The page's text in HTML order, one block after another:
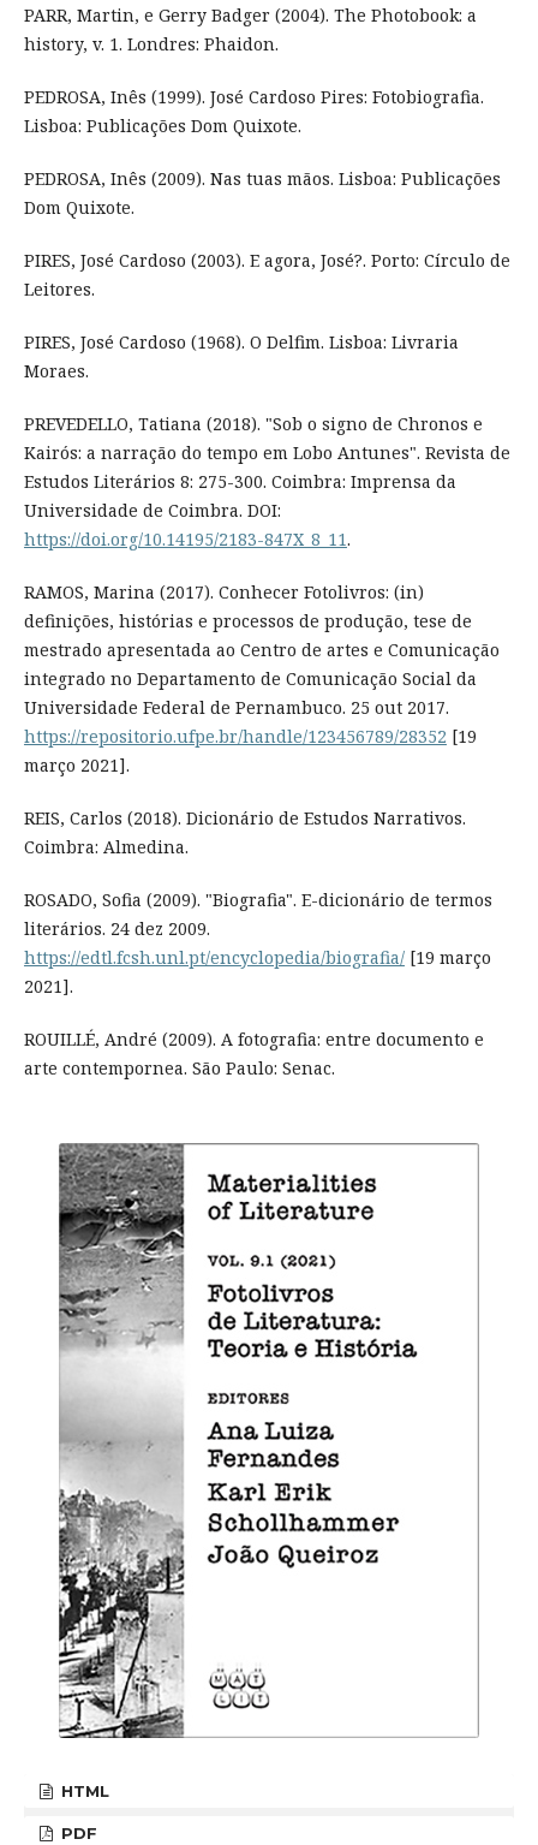
PARR, Martin, e Gerry Badger (2004). The Photobook: a
history, v. 1. Londres: Phaidon.
PEDROSA, Inês (1999). José Cardoso Pires: Fotobiografia.
Lisboa: Publicações Dom Quixote.
PEDROSA, Inês (2009). Nas tuas mãos. Lisboa: Publicações
Dom Quixote.
PIRES, José Cardoso (2003). E agora, José?. Porto: Círculo de
Leitores.
PIRES, José Cardoso (1968). O Delfim. Lisboa: Livraria
Moraes.
PREVEDELLO, Tatiana (2018). "Sob o signo de Chronos e
Kairós: a narração do tempo em Lobo Antunes". Revista de
Estudos Literários 8: 275-300. Coimbra: Imprensa da
Universidade de Coimbra. DOI:
https://doi.org/10.14195/2183-847X_8_11.
RAMOS, Marina (2017). Conhecer Fotolivros: (in)
definições, histórias e processos de produção, tese de
mestrado apresentada ao Centro de artes e Comunicação
integrado no Departamento de Comunicação Social da
Universidade Federal de Pernambuco. 25 out 2017.
https://repositorio.ufpe.br/handle/123456789/28352 [19
março 2021].
REIS, Carlos (2018). Dicionário de Estudos Narrativos.
Coimbra: Almedina.
ROSADO, Sofia (2009). "Biografia". E-dicionário de termos
literários. 24 dez 2009.
https://edtl.fcsh.unl.pt/encyclopedia/biografia/[19 março
2021].
ROUILLÉ, André (2009). A fotografia: entre documento e
arte contempornea. São Paulo: Senac.
HTML
PDF